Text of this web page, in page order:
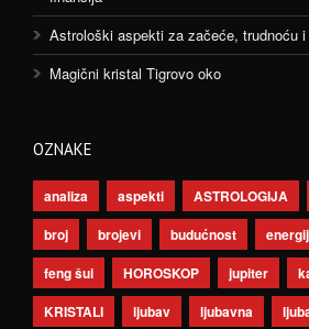
Astrološki aspekti za začeće, trudnoću i
Magični kristal Tigrovo oko
OZNAKE
analiza aspekti ASTROLOGIJA
broj
brojevi budućnost
feng šui
HOROSKOP jupiter
KRISTALI
ljubav ljubavna